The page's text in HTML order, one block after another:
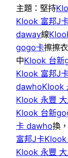
主題：堅持
Klook 富邦J
daway線
gogo卡擦擦
中Klook 台新
Klook 富邦J
dawhoKlook
Klook 永豐
Klook 台新
卡 dawho換
富邦J卡Klook
Klook 永豐